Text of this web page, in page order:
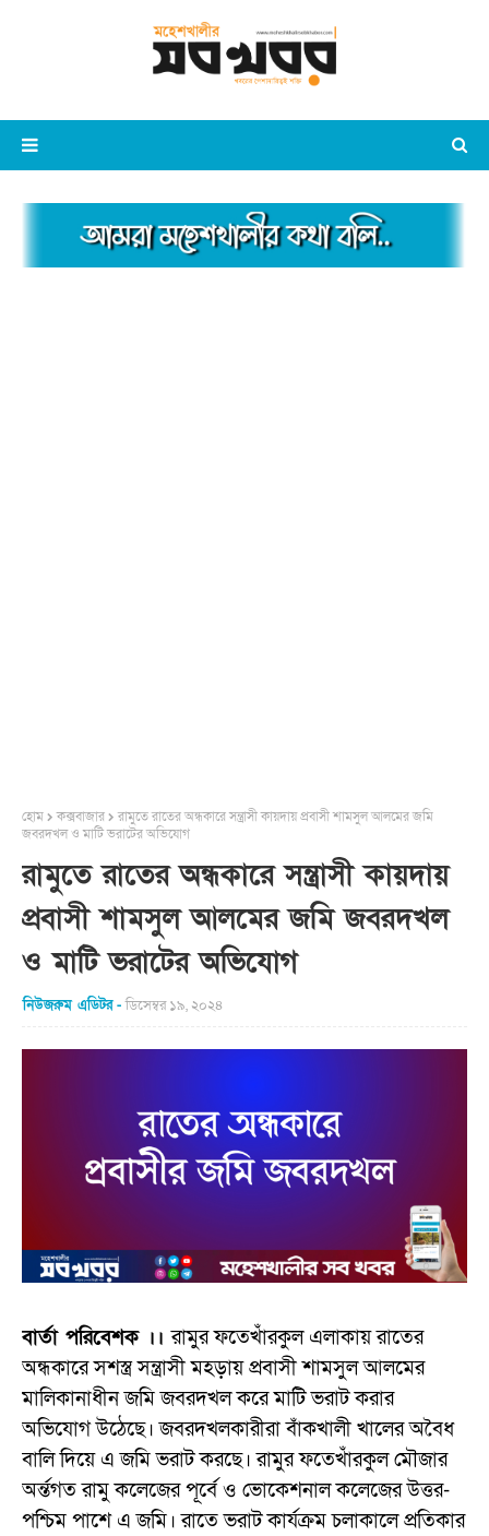
হোম কক্সবাজার
রামুতে রাতের অন্ধকারে সন্ত্রাসী কায়দায় প্রবাসী শামসুল আলমের জমি
জবরদখল ও মাটি ভরাটের অভিযোগ
রামুতে রাতের অন্ধকারে সন্ত্রাসী কায়দায়
প্রবাসী শামসুল আলমের জমি জবরদখল
ও মাটি ভরাটের অভিযোগ
নিউজরুম এডিটর ডিসেম্বর ১৯, ২০২৪
বার্তা পরিবেশক ।।রামুর ফতেখাঁরকুল এলাকায় রাতের
অন্ধকারে সশস্ত্র সন্ত্রাসী মহড়ায় প্রবাসী শামসুল আলমের
মালিকানাধীন জমি জবরদখল করে মাটি ভরাট করার
অভিযোগ উঠেছে। জবরদখলকারীরা বাঁকখালী খালের অবৈধ
বালি দিয়ে এ জমি ভরাট করছে। রামুর ফতেখাঁরকুল মৌজার
অর্ন্তগত রামু কলেজের পূর্বে ও ভোকেশনাল কলেজের উত্তর-
পশ্চিম পাশে এ জমি। রাতে ভরাট কার্যক্রম চলাকালে প্রতিকার